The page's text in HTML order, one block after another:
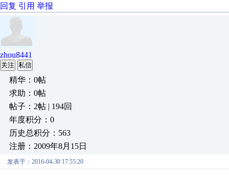
回复 引用 举报
zhou8441
关注 私信
精华：0帖
求助：0帖
帖子：2帖 | 194回
年度积分：0
历史总积分：563
注册：2009年8月15日
发表于：2016-04-30 17:55:20